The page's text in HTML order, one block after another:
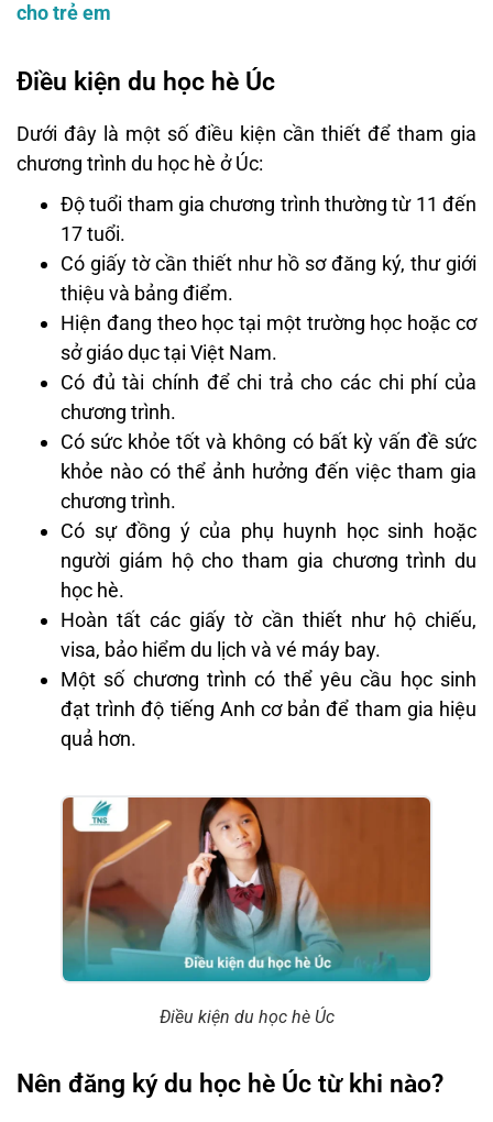
cho trẻ em
Điều kiện du học hè Úc
Dưới đây là một số điều kiện cần thiết để tham gia
chương trình du học hè ở Úc:
Độ tuổi tham gia chương trình thường từ 11 đến
17 tuổi.
Có giấy tờ cần thiết như hồ sơ đăng ký, thư giới
thiệu và bảng điểm.
Hiện đang theo học tại một trường học hoặc cơ
sở giáo dục tại Việt Nam.
Có đủ tài chính để chi trả cho các chi phí của
chương trình.
Có sức khỏe tốt và không có bất kỳ vấn đề sức
khỏe nào có thể ảnh hưởng đến việc tham gia
chương trình.
Có sự đồng ý của phụ huynh học sinh hoặc
người giám hộ cho tham gia chương trình du
học hè.
Hoàn tất các giấy tờ cần thiết như hộ chiếu,
visa, bảo hiểm du lịch và vé máy bay.
Một số chương trình có thể yêu cầu học sinh
đạt trình độ tiếng Anh cơ bản để tham gia hiệu
quả hơn.
Điều kiện du học hè Úc
Nên đăng ký du học hè Úc từ khi nào?